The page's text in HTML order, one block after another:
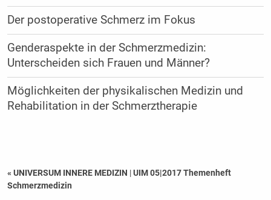
Der postoperative Schmerz im Fokus
Genderaspekte in der Schmerzmedizin:
Unterscheiden sich Frauen und Männer?
Möglichkeiten der physikalischen Medizin und
Rehabilitation in der Schmerztherapie
« UNIVERSUM INNERE MEDIZIN |UIM 05|2017 Themenheft
Schmerzmedizin